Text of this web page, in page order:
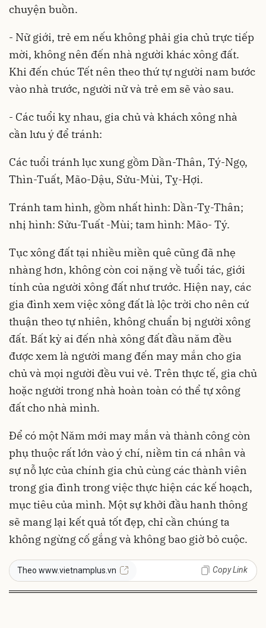
chuyện buồn.
- Nữ giới, trẻ em nếu không phải gia chủ trực tiếp
mời, không nên đến nhà người khác xông đất.
Khi đến chúc Tết nên theo thứ tự người nam bước
vào nhà trước, người nữ và trẻ em sẽ vào sau.
- Các tuổi kỵ nhau, gia chủ và khách xông nhà
cần lưu ý để tránh:
Các tuổi tránh lục xung gồm Dần-Thân, Tý-Ngọ,
Thìn-Tuất, Mão-Dậu, Sửu-Mùi, Tỵ-Hợi.
Tránh tam hình, gồm nhất hình: Dần-Tỵ-Thân;
nhị hình: Sửu-Tuất -Mùi; tam hình: Mão- Tý.
Tục xông đất tại nhiều miền quê cũng đã nhẹ
nhàng hơn, không còn coi nặng về tuổi tác, giới
tính của người xông đất như trước. Hiện nay, các
gia đình xem việc xông đất là lộc trời cho nên cứ
thuận theo tự nhiên, không chuẩn bị người xông
đất. Bất kỳ ai đến nhà xông đất đầu năm đều
được xem là người mang đến may mắn cho gia
chủ và mọi người đều vui vẻ. Trên thực tế, gia chủ
hoặc người trong nhà hoàn toàn có thể tự xông
đất cho nhà mình.
Để có một Năm mới may mắn và thành công còn
phụ thuộc rất lớn vào ý chí, niềm tin cá nhân và
sự nỗ lực của chính gia chủ cùng các thành viên
trong gia đình trong việc thực hiện các kế hoạch,
mục tiêu của mình. Một sự khởi đầu hanh thông
sẽ mang lại kết quả tốt đẹp, chỉ cần chúng ta
không ngừng cố gắng và không bao giờ bỏ cuộc.
Theo www.vietnamplus.vn Copy Link